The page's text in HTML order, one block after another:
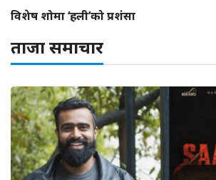
विशेष शोमा ‘हली’को प्रशंसा
ताजा समाचार